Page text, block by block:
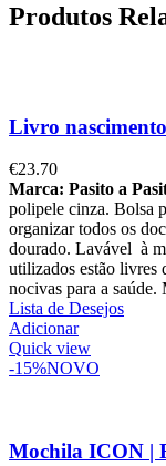
Produtos
Livro
€23.70
Marca: Pasito a
polipele cinza. Bolsa
organizar todos os
dourado. Lavável à
utilizados estão livres
nocivas para a saúde.
Lista de Desejos
Adicionar
Quick view
-15%NOVO
Mochila ICON |